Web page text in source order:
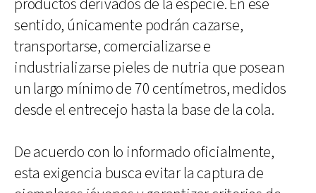
productos derivados de la especie. En ese
sentido, únicamente podrán cazarse,
transportarse, comercializarse e
industrializarse pieles de nutria que posean
un largo mínimo de 70 centímetros, medidos
desde el entrecejo hasta la base de la cola.
De acuerdo con lo informado oficialmente,
esta exigencia busca evitar la captura de